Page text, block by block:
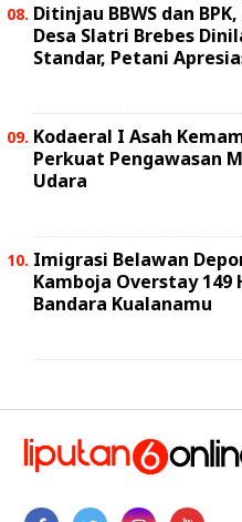
Ditinjau BBWS dan
Desa Slatri Brebes
Standar, Petani
Kodaeral I Asah
Perkuat Pengawasan
Udara
Imigrasi Belawan
Kamboja Overstay 149
Bandara Kualanamu